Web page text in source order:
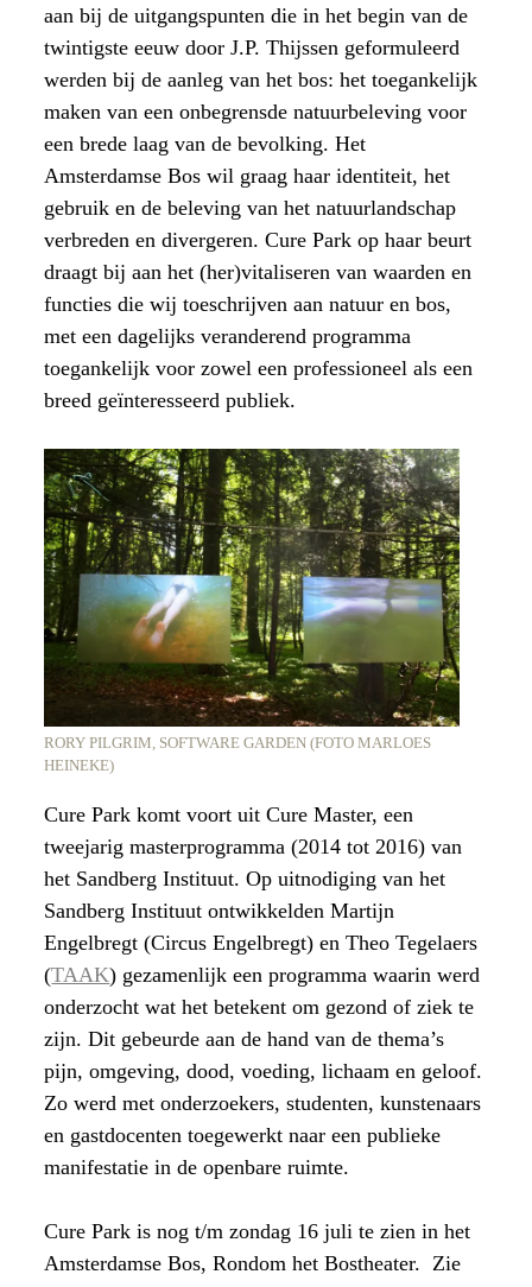
aan bij de uitgangspunten die in het begin van de
twintigste eeuw door J.P. Thijssen geformuleerd
werden bij de aanleg van het bos: het toegankelijk
maken van een onbegrensde natuurbeleving voor
een brede laag van de bevolking. Het
Amsterdamse Bos wil graag haar identiteit, het
gebruik en de beleving van het natuurlandschap
verbreden en divergeren. Cure Park op haar beurt
draagt bij aan het (her)vitaliseren van waarden en
functies die wij toeschrijven aan natuur en bos,
met een dagelijks veranderend programma
toegankelijk voor zowel een professioneel als een
breed geïnteresseerd publiek.
RORY PILGRIM, SOFTWARE GARDEN (FOTO MARLOES
HEINEKE)
Cure Park komt voort uit Cure Master, een
tweejarig masterprogramma (2014 tot 2016) van
het Sandberg Instituut. Op uitnodiging van het
Sandberg Instituut ontwikkelden Martijn
Engelbregt (Circus Engelbregt) en Theo Tegelaers
(TAAK) gezamenlijk een programma waarin werd
onderzocht wat het betekent om gezond of ziek te
zijn. Dit gebeurde aan de hand van de thema’s
pijn, omgeving, dood, voeding, lichaam en geloof.
Zo werd met onderzoekers, studenten, kunstenaars
en gastdocenten toegewerkt naar een publieke
manifestatie in de openbare ruimte.
Cure Park is nog t/m zondag 16 juli te zien in het
Amsterdamse Bos, Rondom het Bostheater. Zie